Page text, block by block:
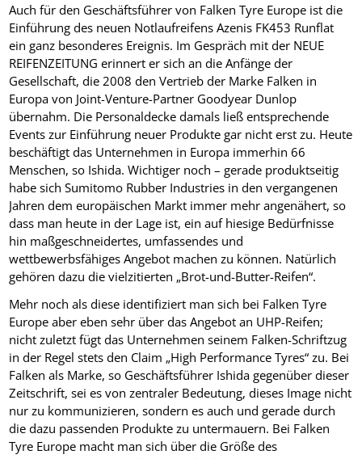
Auch für den Geschäftsführer von Falken Tyre Europe ist die
Einführung des neuen Notlaufreifens Azenis FK453 Runflat
ein ganz besonderes Ereignis. Im Gespräch mit der NEUE
REIFENZEITUNG erinnert er sich an die Anfänge der
Gesellschaft, die 2008 den Vertrieb der Marke Falken in
Europa von Joint-Venture-Partner Goodyear Dunlop
übernahm. Die Personaldecke damals ließ entsprechende
Events zur Einführung neuer Produkte gar nicht erst zu. Heute
beschäftigt das Unternehmen in Europa immerhin 66
Menschen, so Ishida. Wichtiger noch – gerade produktseitig
habe sich Sumitomo Rubber Industries in den vergangenen
Jahren dem europäischen Markt immer mehr angenähert, so
dass man heute in der Lage ist, ein auf hiesige Bedürfnisse
hin maßgeschneidertes, umfassendes und
wettbewerbsfähiges Angebot machen zu können. Natürlich
gehören dazu die vielzitierten „Brot-und-Butter-Reifen“.
Mehr noch als diese identifiziert man sich bei Falken Tyre
Europe aber eben sehr über das Angebot an UHP-Reifen;
nicht zuletzt fügt das Unternehmen seinem Falken-Schriftzug
in der Regel stets den Claim „High Performance Tyres“ zu. Bei
Falken als Marke, so Geschäftsführer Ishida gegenüber dieser
Zeitschrift, sei es von zentraler Bedeutung, dieses Image nicht
nur zu kommunizieren, sondern es auch und gerade durch
die dazu passenden Produkte zu untermauern. Bei Falken
Tyre Europe macht man sich über die Größe des